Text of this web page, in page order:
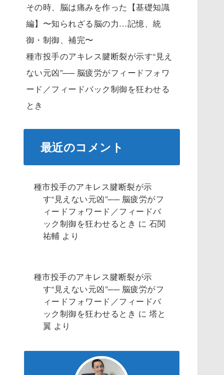
その時、脳は痛みを作った【基礎知識
編】〜知られざる脳の力…記憶、統
御・制御、補完〜
種市投手のアキレス腱断裂が示す“見え
ない元凶”── 脳疲労がフィードフォワ
ード／フィードバック制御を狂わせる
とき
最近のコメント
種市投手のアキレス腱断裂が示
す“見えない元凶”── 脳疲労がフ
ィードフォワード／フィードバ
ック制御を狂わせるとき に 石関
祐輔 より
種市投手のアキレス腱断裂が示
す“見えない元凶”── 脳疲労がフ
ィードフォワード／フィードバ
ック制御を狂わせるとき に 塔と
翼 より